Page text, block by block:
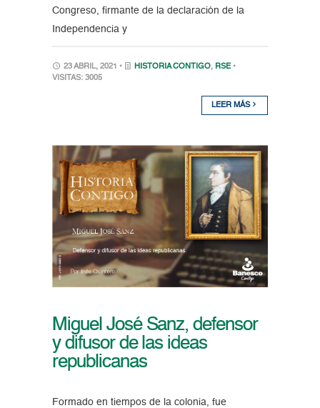
Congreso, firmante de la declaración de la
Independencia y
23 ABRIL, 2021 • HISTORIA CONTIGO, RSE •
VISITAS: 3005
LEER MÁS
Miguel José Sanz, defensor
y difusor de las ideas
republicanas
Formado en tiempos de la colonia, fue